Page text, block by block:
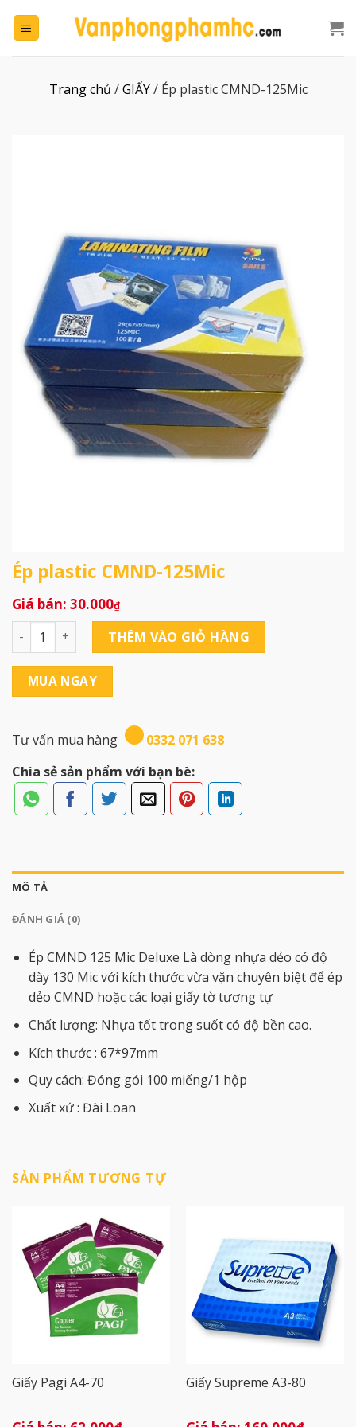
đến
Trang chủ /GIẤY/ Ép plastic CMND-125Mic
Ép plastic CMND-125Mic
30.000₫
Ép plastic CMND-125Mic số lượng
THÊM VÀO GIỎ HÀNG
MUA NGAY
Tư vấn mua hàng
0332 071 638
Chia sẻ sản phẩm với bạn bè:
MÔ TẢ
ĐÁNH GIÁ (0)
Ép CMND 125 Mic Deluxe Là dòng nhựa dẻo có độ
dày 130 Mic với kích thước vừa vặn chuyên biệt để ép
dẻo CMND hoặc các loại giấy tờ tương tự
Chất lượng: Nhựa tốt trong suốt có độ bền cao.
Kích thước : 67*97mm
Quy cách: Đóng gói 100 miếng/1 hộp
Xuất xứ : Đài Loan
SẢN PHẨM TƯƠNG TỰ
Giấy Pagi A4-70 Giấy Supreme A3-80